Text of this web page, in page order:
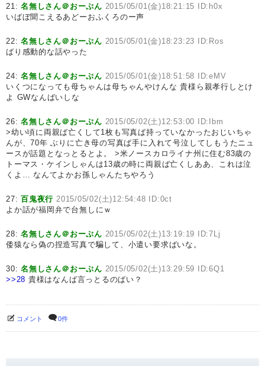
21:名無しさん＠おーぷん 2015/05/01(金)18:21:15 ID:h0x
いばぼ聞こえるあどーおふくろのー声
22:名無しさん＠おーぷん 2015/05/01(金)18:23:23 ID:Ros
ばり感動的な話やった
24:名無しさん＠おーぷん 2015/05/01(金)18:51:58 ID:eMV
いくつになっても母ちゃんは母ちゃんやけんな 貴様ら親孝行しとけ
よ GWなんばいしな
26:名無しさん＠おーぷん 2015/05/02(土)12:53:00 ID:Ibm
>幼い頃に両親ば亡くして1枚も写真ば持っていなかったおじいちゃ
んが、70年 ぶりに亡き母の写真ば手に入れて号泣してしもうたニュ
ースが話題となっとるとよ。 >米ノースカロライナ州に住む83歳の
トーマス・ケインしゃんは13歳の時に両親ば亡くしああ、これは泣
くよ… なんてよかお孫しゃんたちやろう
27:百鬼夜行 2015/05/02(土)12:54:48 ID:0ct
よか話が福岡弁で台無しにｗ
28:名無しさん＠おーぷん 2015/05/02(土)13:19:19 ID:7Lj
倭猿なら偽の捏造写真で騙して、小遣い要求ばいな。
30:名無しさん＠おーぷん 2015/05/02(土)13:29:59 ID:6Q1
>>28 貴様はなんば言っとるのばい？
コメント 0件